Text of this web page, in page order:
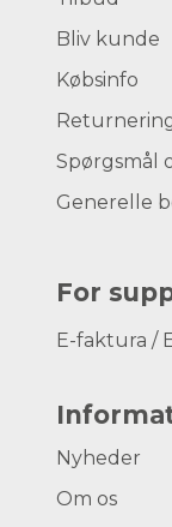
Bliv kunde
Købsinfo
Spørgsmål
Generelle
For
E-faktura /
Nyheder
Om os